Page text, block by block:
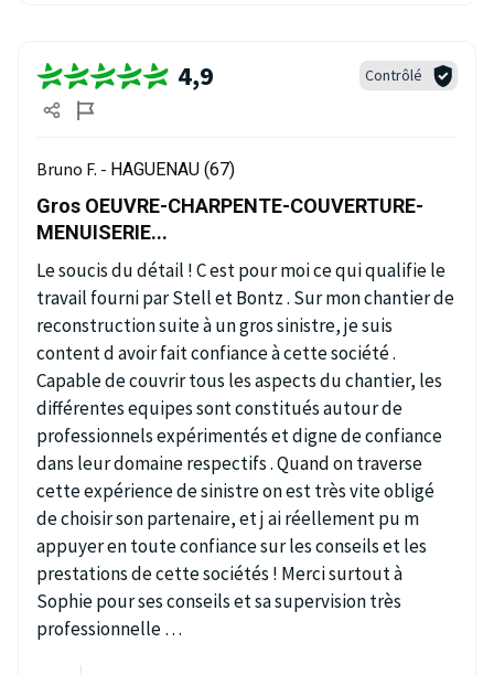
4,9 Contrôlé
Bruno F. - HAGUENAU (67)
Gros OEUVRE-CHARPENTE-COUVERTURE-
MENUISERIE...
Le soucis du détail ! C est pour moi ce qui qualifie le
travail fourni par Stell et Bontz . Sur mon chantier de
reconstruction suite à un gros sinistre, je suis
content d avoir fait confiance à cette société .
Capable de couvrir tous les aspects du chantier, les
différentes equipes sont constitués autour de
professionnels expérimentés et digne de confiance
dans leur domaine respectifs . Quand on traverse
cette expérience de sinistre on est très vite obligé
de choisir son partenaire, et j ai réellement pu m
appuyer en toute confiance sur les conseils et les
prestations de cette sociétés ! Merci surtout à
Sophie pour ses conseils et sa supervision très
professionnelle …